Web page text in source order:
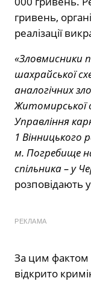
гривень,
реалізації
«Зловмисники
шахрайської
аналогічних
Житомирської
Управління
1 Вінницького
м. Погребище
спільника – у
розповідають
РЕКЛАМА
За цим фактом
відкрито